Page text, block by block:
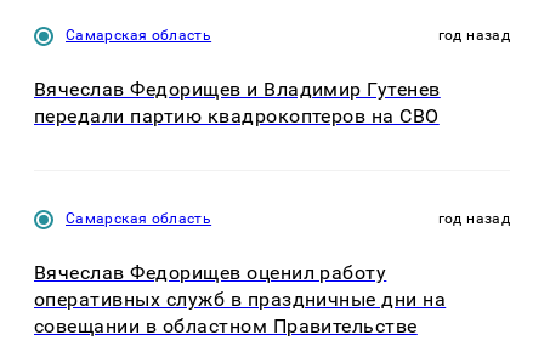
Самарская область год назад
Вячеслав Федорищев и Владимир Гутенев
передали партию квадрокоптеров на СВО
Самарская область год назад
Вячеслав Федорищев оценил работу
оперативных служб в праздничные дни на
совещании в областном Правительстве